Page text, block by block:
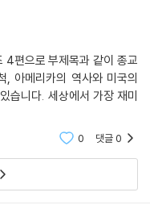
용은 사뭇 진지한 이야기인
독자들을 그야말로 포복절
의 입담과 재치에 절로 무릎
도 미처 다 설명하지 못할
한다. 바로 래리 고닉 만화
4편으로 부제목과 같이 종교
, 아메리카의 역사와 미국의
습니다. 세상에서 가장 재미
0 댓글0